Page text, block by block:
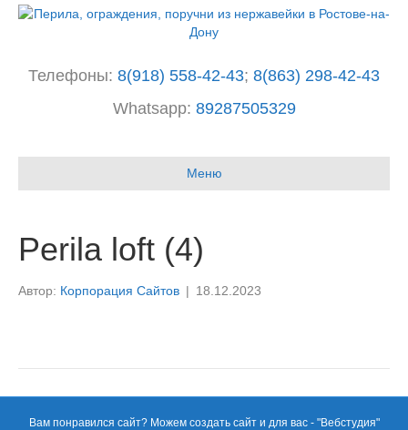
Телефоны: 8(918) 558-42-43; 8(863) 298-42-43
Whatsapp: 89287505329
n
s
m
Меню
Perila loft (4)
Автор: Корпорация Сайтов | 18.12.2023
Вам понравился сайт? Можем создать сайт и для вас - "Вебстудия"